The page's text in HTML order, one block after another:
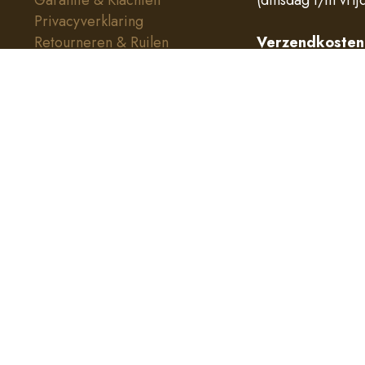
Garantie & Klachten
Privacyverklaring
Retourneren & Ruilen
(dinsdag t/m